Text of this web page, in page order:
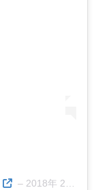
– 2018年 2月月19日午後3時29分PST